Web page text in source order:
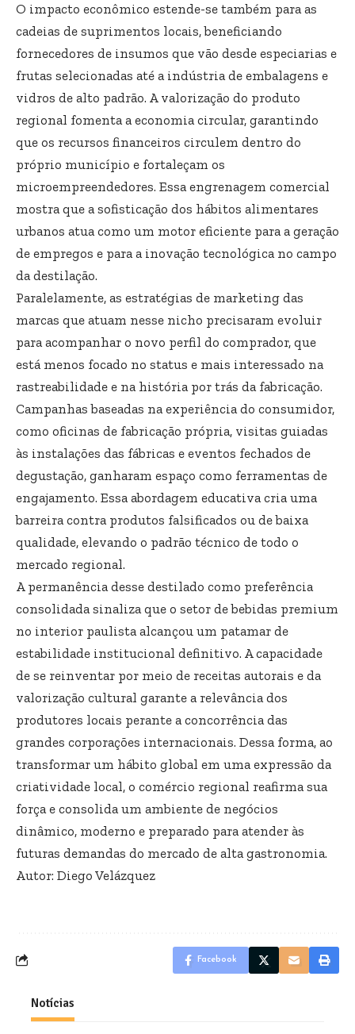
O impacto econômico estende-se também para as
cadeias de suprimentos locais, beneficiando
fornecedores de insumos que vão desde especiarias e
frutas selecionadas até a indústria de embalagens e
vidros de alto padrão. A valorização do produto
regional fomenta a economia circular, garantindo
que os recursos financeiros circulem dentro do
próprio município e fortaleçam os
microempreendedores. Essa engrenagem comercial
mostra que a sofisticação dos hábitos alimentares
urbanos atua como um motor eficiente para a geração
de empregos e para a inovação tecnológica no campo
da destilação.
Paralelamente, as estratégias de marketing das
marcas que atuam nesse nicho precisaram evoluir
para acompanhar o novo perfil do comprador, que
está menos focado no status e mais interessado na
rastreabilidade e na história por trás da fabricação.
Campanhas baseadas na experiência do consumidor,
como oficinas de fabricação própria, visitas guiadas
às instalações das fábricas e eventos fechados de
degustação, ganharam espaço como ferramentas de
engajamento. Essa abordagem educativa cria uma
barreira contra produtos falsificados ou de baixa
qualidade, elevando o padrão técnico de todo o
mercado regional.
A permanência desse destilado como preferência
consolidada sinaliza que o setor de bebidas premium
no interior paulista alcançou um patamar de
estabilidade institucional definitivo. A capacidade
de se reinventar por meio de receitas autorais e da
valorização cultural garante a relevância dos
produtores locais perante a concorrência das
grandes corporações internacionais. Dessa forma, ao
transformar um hábito global em uma expressão da
criatividade local, o comércio regional reafirma sua
força e consolida um ambiente de negócios
dinâmico, moderno e preparado para atender às
futuras demandas do mercado de alta gastronomia.
Autor: Diego Velázquez
Facebook
Notícias